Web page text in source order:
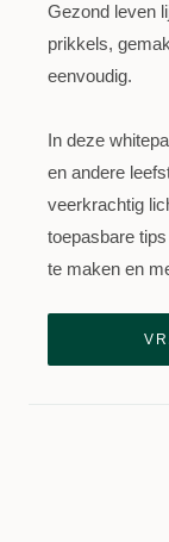
Gezond leven
prikkels,
eenvoudig.
In deze
en andere
veerkrachtig
toepasbare
te maken en